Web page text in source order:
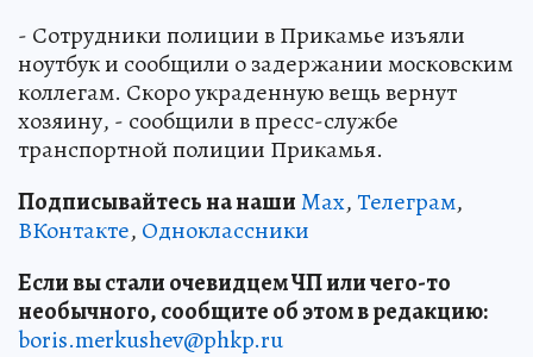
- Сотрудники полиции в Прикамье изъяли
ноутбук и сообщили о задержании московским
коллегам. Скоро украденную вещь вернут
хозяину, - сообщили в пресс-службе
транспортной полиции Прикамья.
Подписывайтесь на нашиMax,Телеграм,
ВКонтакте, Одноклассники
Если вы стали очевидцем ЧП или чего-то
необычного, сообщите об этом в редакцию:
boris.merkushev@phkp.ru